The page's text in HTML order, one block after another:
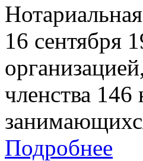
16 сентября
членства 146
Подробнее